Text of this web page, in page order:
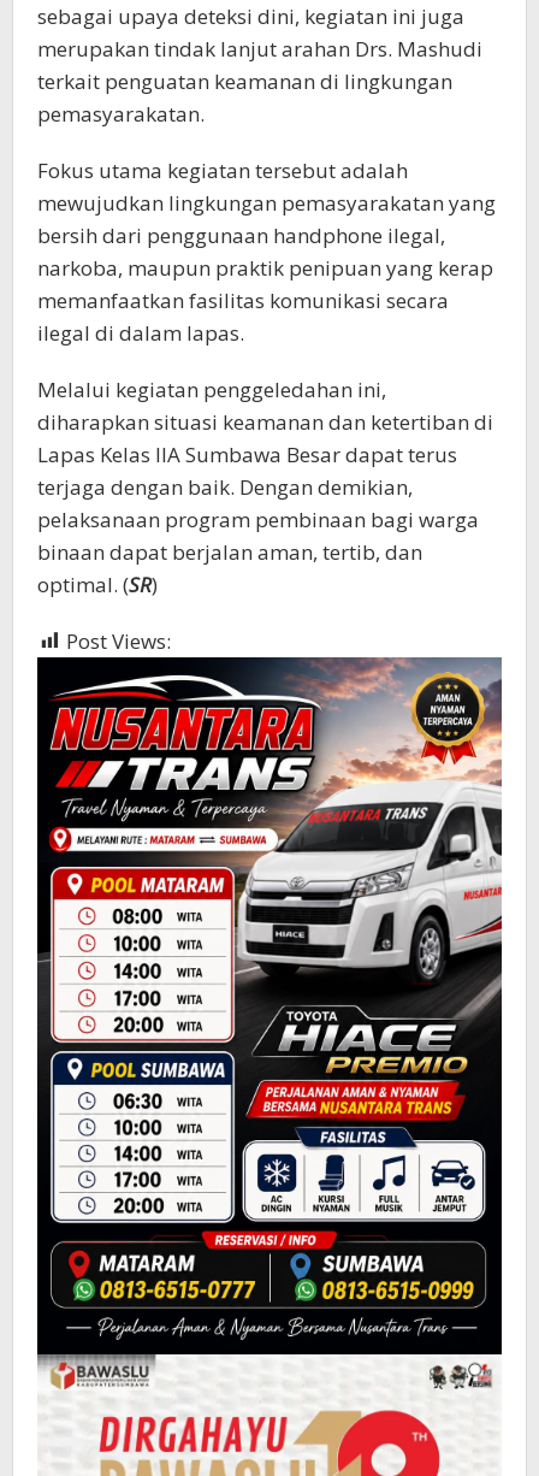
sebagai upaya deteksi dini, kegiatan ini juga
merupakan tindak lanjut arahan Drs. Mashudi
terkait penguatan keamanan di lingkungan
pemasyarakatan.
Fokus utama kegiatan tersebut adalah
mewujudkan lingkungan pemasyarakatan yang
bersih dari penggunaan handphone ilegal,
narkoba, maupun praktik penipuan yang kerap
memanfaatkan fasilitas komunikasi secara
ilegal di dalam lapas.
Melalui kegiatan penggeledahan ini,
diharapkan situasi keamanan dan ketertiban di
Lapas Kelas IIA Sumbawa Besar dapat terus
terjaga dengan baik. Dengan demikian,
pelaksanaan program pembinaan bagi warga
binaan dapat berjalan aman, tertib, dan
optimal. (SR)
Post Views: